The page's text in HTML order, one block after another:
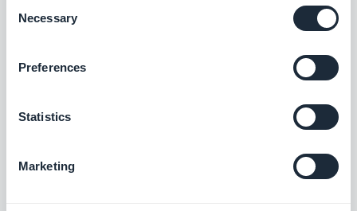
Selection
Necessary
Preferences
Statistics
Marketing
7. HubSpot - Marketing in
"tutto in uno" che consente di riunire tutti i diversi
tasso di conversione e il ROI. Alcune delle